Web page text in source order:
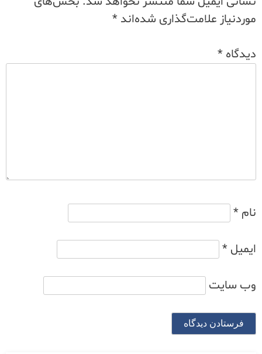
موردنیاز علامت‌گذاری شده‌اند *
دیدگاه *
نام *
ایمیل *
وب‌ سایت